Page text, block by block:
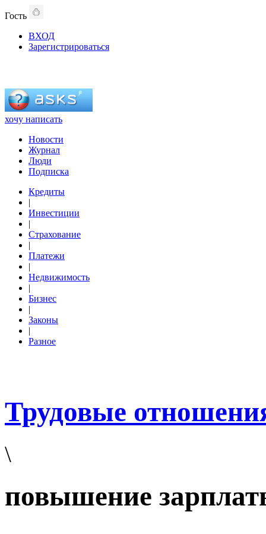
Гость
ВХОД
Зарегистрироваться
хочу написать
Новости
Журнал
Люди
Подписка
Кредиты
|
Инвестиции
|
Страхование
|
Платежи
|
Недвижимость
|
Бизнес
|
Законы
|
Разное
Трудовые
\
повышение